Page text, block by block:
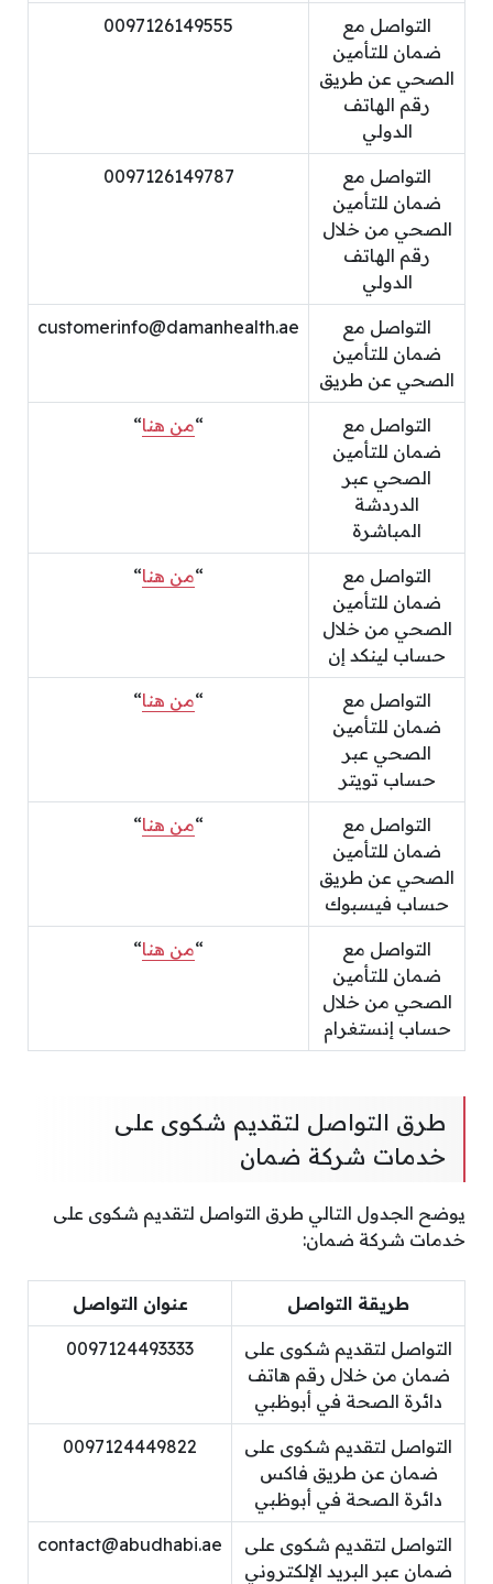
التواصل مع
ضمان للتأمين
الصحي عن طريق
رقم الهاتف
الدولي
0097126149555
التواصل مع
ضمان للتأمين
الصحي من خلال
رقم الهاتف
الدولي
0097126149787
التواصل مع
ضمان للتأمين
الصحي عن طريق
customerinfo@damanhealth.ae
التواصل مع
ضمان للتأمين
الصحي عبر
الدردشة
المباشرة
“من هنا“
التواصل مع
ضمان للتأمين
الصحي من خلال
حساب لينكد إن
“من هنا“
التواصل مع
ضمان للتأمين
الصحي عبر
حساب تويتر
“من هنا“
التواصل مع
ضمان للتأمين
الصحي عن طريق
حساب فيسبوك
“من هنا“
التواصل مع
ضمان للتأمين
الصحي من خلال
حساب إنستغرام
“من هنا“
طرق التواصل لتقديم شكوى على
خدمات شركة ضمان
يوضح الجدول التالي طرق التواصل لتقديم شكوى على
خدمات شركة ضمان:
طريقة التواصل عنوان التواصل
التواصل لتقديم شكوى على
ضمان من خلال رقم هاتف
دائرة الصحة في أبوظبي
0097124493333
التواصل لتقديم شكوى على
ضمان عن طريق فاكس
دائرة الصحة في أبوظبي
0097124449822
التواصل لتقديم شكوى على
ضمان عبر البريد الإلكتروني
contact@abudhabi.ae